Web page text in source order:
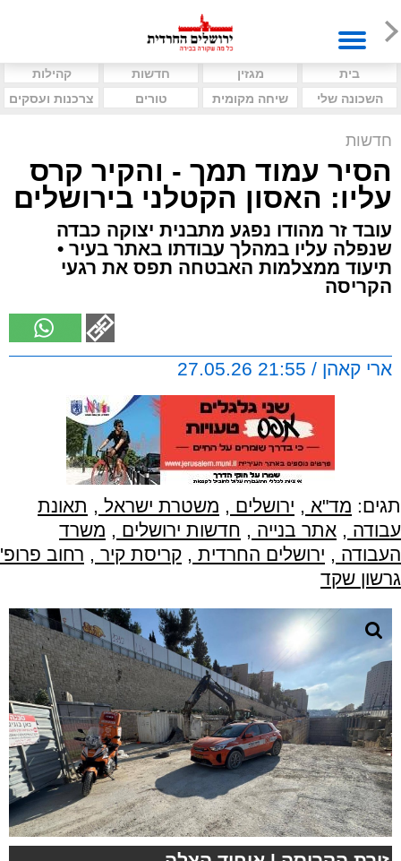
בית מגזין חדשות
קהילות
השכונה שלי
שיחה מקומית טורים צרכנות ועסקים
חדשות
הסיר עמוד תמך - והקיר קרס
עליו: האסון הקטלני בירושלים
עובד זר מהודו נפגע מתבנית יצוקה כבדה
שנפלה עליו במהלך עבודתו באתר בעיר •
תיעוד ממצלמות האבטחה תפס את רגעי
הקריסה
ארי קאהן / 21:55 27.05.26
תגים: מד"א , ירושלים , משטרת ישראל , תאונת
עבודה , אתר בנייה , חדשות ירושלים , משרד
העבודה , ירושלים החרדית , קריסת קיר , רחוב פרופ'
גרשון שקד